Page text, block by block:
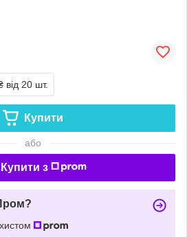
від 20 шт.
Купити
або
Купити з